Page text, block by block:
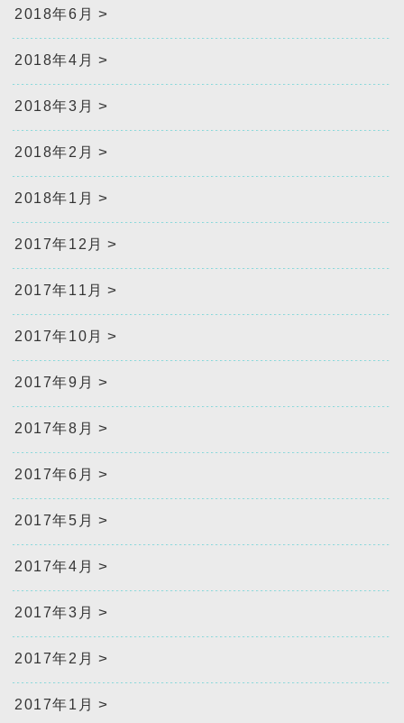
2018年6月
2018年4月
2018年3月
2018年2月
2018年1月
2017年12月
2017年11月
2017年10月
2017年9月
2017年8月
2017年6月
2017年5月
2017年4月
2017年3月
2017年2月
2017年1月